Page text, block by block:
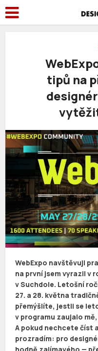
tipů na
WebExpo navštěvuji
na první jsem vyrazil v
v Suchdole. Letošní
27. a 28. května
přemýšlíte, jestli se
v programu zaujalo
A pokud nechcete číst
prozradím: pro